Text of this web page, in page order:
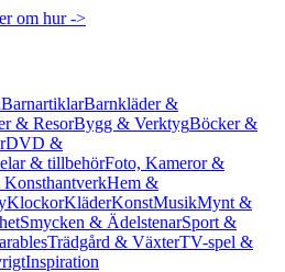
om hur ->
BarnartiklarBarnkläder &
& ResorBygg & VerktygBöcker &
DVD &
& tillbehörFoto, Kameror &
Hem &
KlockorKläderKonstMusikMynt &
Smycken & ÄdelstenarSport &
Trädgård & VäxterTV-spel &
Inspiration